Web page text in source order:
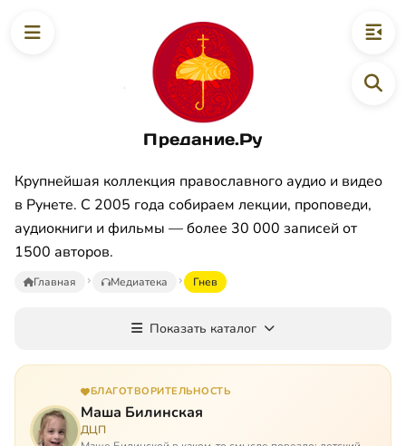
Предание.Ру
Крупнейшая коллекция православного аудио и видео
в Рунете. С 2005 года собираем лекции, проповеди,
аудиокниги и фильмы — более 30 000 записей от
1500 авторов.
Главная Медиатека Гнев
Показать каталог
БЛАГОТВОРИТЕЛЬНОСТЬ
Маша Билинская
ДЦП